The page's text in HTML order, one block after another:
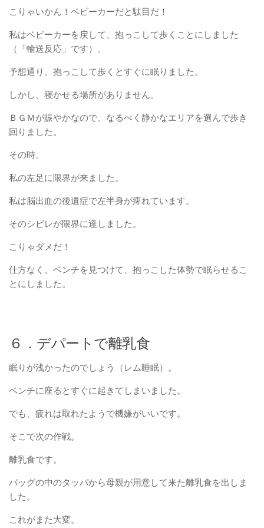
こりゃいかん！ベビーカーだと駄目だ！
私はベビーカーを戻して、抱っこして歩くことにしました
（「輸送反応」です）。
予想通り、抱っこして歩くとすぐに眠りました。
しかし、寝かせる場所がありません。
ＢＧＭが賑やかなので、なるべく静かなエリアを選んで歩き
回りました。
その時。
私の左足に限界が来ました。
私は脳出血の後遺症で左半身が痺れています。
そのシビレが限界に達しました。
こりゃダメだ！
仕方なく、ベンチを見つけて、抱っこした体勢で眠らせるこ
とにしました。
６．デパートで離乳食
眠りが浅かったのでしょう（レム睡眠）。
ベンチに座るとすぐに起きてしまいました。
でも、疲れは取れたようで機嫌がいいです。
そこで次の作戦。
離乳食です。
バッグの中のタッパから母親が用意して来た離乳食を出しま
した。
これがまた大変。